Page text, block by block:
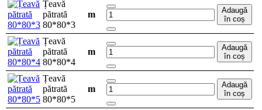
Țeavă
pătrată
80*80*3
m
Adaugă
în coș
Țeavă
pătrată
80*80*4
m
Adaugă
în coș
Țeavă
pătrată
80*80*5
m
Adaugă
în coș